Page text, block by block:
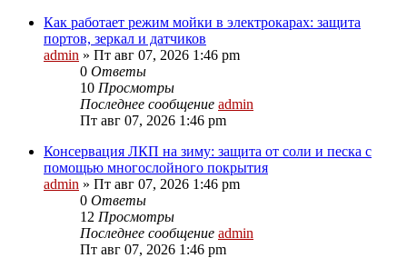
Как работает режим мойки в электрокарах: защита
портов, зеркал и датчиков
admin » Пт авг 07, 2026 1:46 pm
0 Ответы
10 Просмотры
Последнее сообщение admin
Пт авг 07, 2026 1:46 pm
Консервация ЛКП на зиму: защита от соли и песка с
помощью многослойного покрытия
admin » Пт авг 07, 2026 1:46 pm
0 Ответы
12 Просмотры
Последнее сообщение admin
Пт авг 07, 2026 1:46 pm